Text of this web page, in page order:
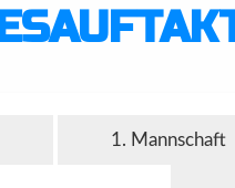
1. Mannschaft